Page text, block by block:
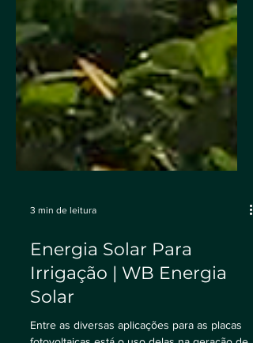
3 min de leitura
Energia Solar Para
Irrigação | WB Energia